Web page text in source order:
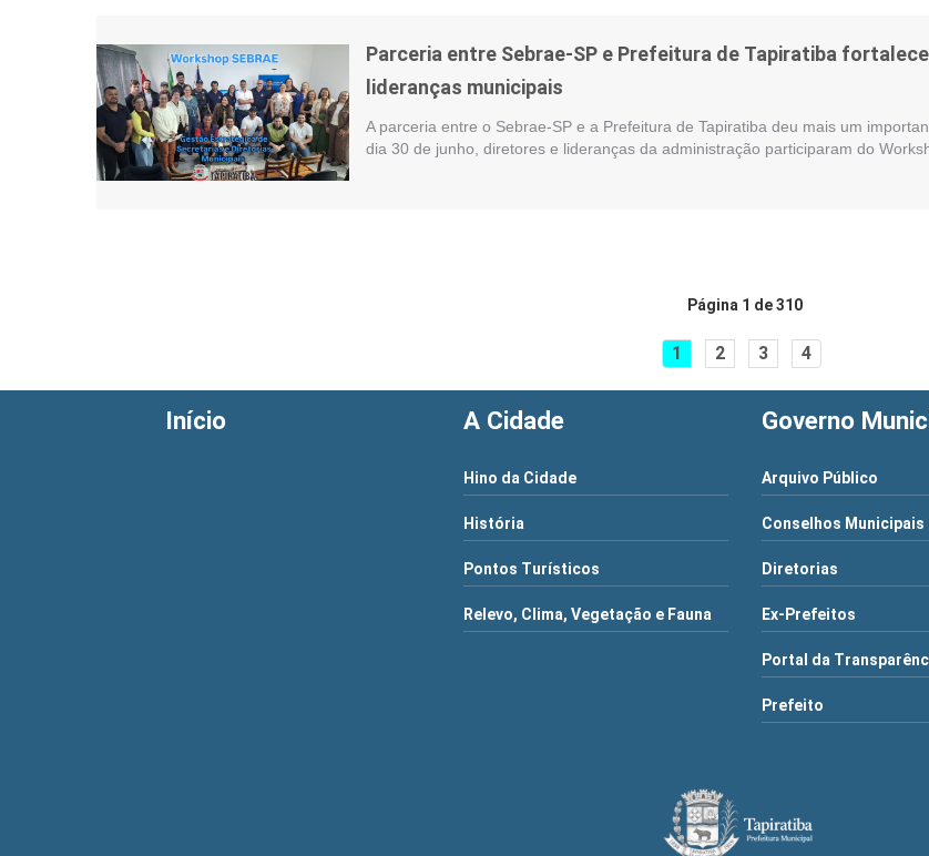
Parceria entre Sebrae-SP e Prefeitura de Tapiratiba
lideranças municipais
A parceria entre o Sebrae-SP e a Prefeitura de Tapiratiba deu mais um
dia 30 de junho, diretores e lideranças da administração participaram do
Página 1 de 310
1 2 3 4
Início A Cidade
Hino da Cidade
História
Pontos Turísticos
Relevo, Clima, Vegetação e Fauna
Governo
Arquivo Público
Conselhos Municipais
Diretorias
Ex-Prefeitos
Portal da
Prefeito